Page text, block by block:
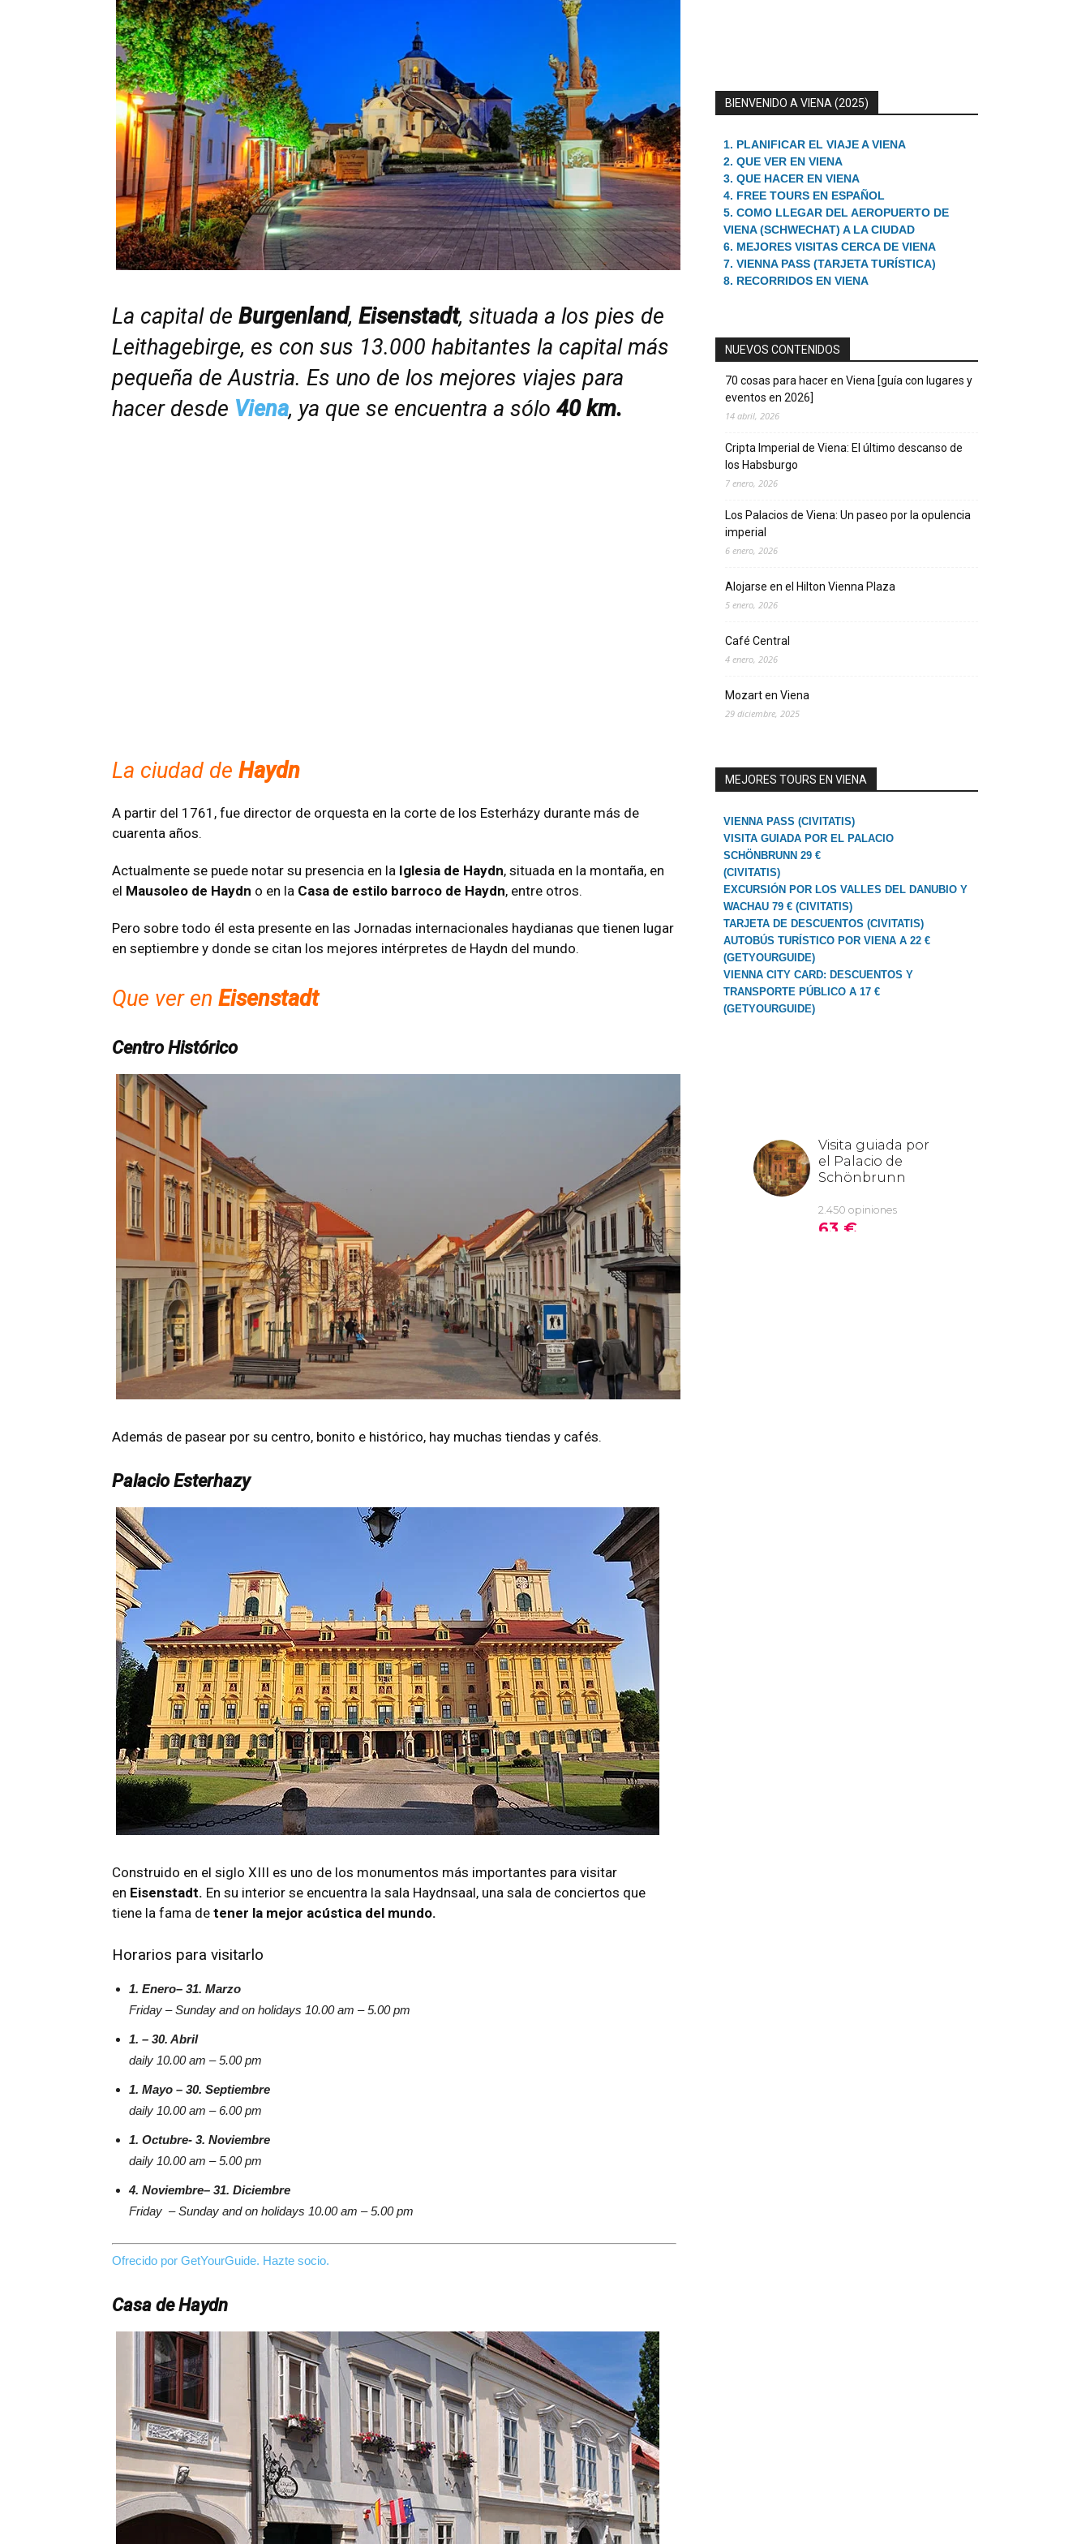
La capital de Burgenland, Eisenstadt, situada a los pies de
Leithagebirge, es con sus 13.000 habitantes la capital más
pequeña de Austria. Es uno de los mejores viajes para
hacer desde Viena, ya que se encuentra a sólo 40 km.
La ciudad de Haydn
A partir del 1761, fue director de orquesta en la corte de los Esterházy durante más de
cuarenta años.
Actualmente se puede notar su presencia en la Iglesia de Haydn, situada en la montaña, en
el Mausoleo de Haydn o en la Casa de estilo barroco de Haydn, entre otros.
Pero sobre todo él esta presente en las Jornadas internacionales haydianas que tienen lugar
en septiembre y donde se citan los mejores intérpretes de Haydn del mundo.
Que ver en Eisenstadt
Centro Histórico
Además de pasear por su centro, bonito e histórico, hay muchas tiendas y cafés.
Palacio Esterhazy
Construido en el siglo XIII es uno de los monumentos más importantes para visitar
en Eisenstadt. En su interior se encuentra la sala Haydnsaal, una sala de conciertos que
tiene la fama de tener la mejor acústica del mundo.
Horarios para visitarlo
1. Enero– 31. Marzo
Friday – Sunday and on holidays 10.00 am – 5.00 pm
1. – 30. Abril
daily 10.00 am – 5.00 pm
1. Mayo – 30. Septiembre
daily 10.00 am – 6.00 pm
1. Octubre- 3. Noviembre
daily 10.00 am – 5.00 pm
4. Noviembre– 31. Diciembre
Friday – Sunday and on holidays 10.00 am – 5.00 pm
Ofrecido por GetYourGuide. Hazte socio.
Casa de Haydn
BIENVENIDO A VIENA (2025)
1. PLANIFICAR EL VIAJE A VIENA
2. QUE VER EN VIENA
3. QUE HACER EN VIENA
4. FREE TOURS EN ESPAÑOL
5. COMO LLEGAR DEL AEROPUERTO DE
VIENA (SCHWECHAT) A LA CIUDAD
6. MEJORES VISITAS CERCA DE VIENA
7. VIENNA PASS (TARJETA TURÍSTICA)
8. RECORRIDOS EN VIENA
NUEVOS CONTENIDOS
70 cosas para hacer en Viena [guía con lugares y
eventos en 2026]
14 abril, 2026
Cripta Imperial de Viena: El último descanso de
los Habsburgo
7 enero, 2026
Los Palacios de Viena: Un paseo por la opulencia
imperial
6 enero, 2026
Alojarse en el Hilton Vienna Plaza
5 enero, 2026
Café Central
4 enero, 2026
Mozart en Viena
29 diciembre, 2025
MEJORES TOURS EN VIENA
VIENNA PASS (CIVITATIS)
VISITA GUIADA POR EL PALACIO
SCHÖNBRUNN 29 €
(CIVITATIS)
EXCURSIÓN POR LOS VALLES DEL DANUBIO Y
WACHAU 79 € (CIVITATIS)
TARJETA DE DESCUENTOS (CIVITATIS)
AUTOBÚS TURÍSTICO POR VIENA A 22 €
(GETYOURGUIDE)
VIENNA CITY CARD: DESCUENTOS Y
TRANSPORTE PÚBLICO A 17 €
(GETYOURGUIDE)